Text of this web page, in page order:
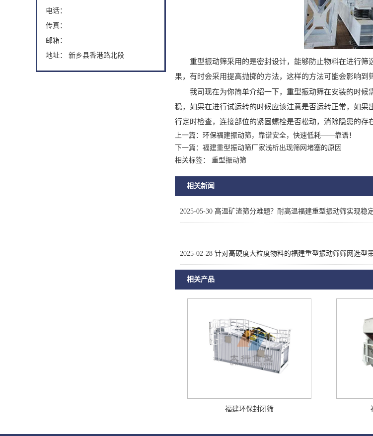
电话：
传真：
邮箱：
地址： 新乡县香港路北段
重型振动筛采用的是密封设计，能够防止物料在进行筛
果，有时会采用提高抛掷的方法，这样的方法可能会影响到
我司现在为你简单介绍一下，重型振动筛在安装的时候
稳，如果在进行试运转的时候应该注意是否运转正常，如
行定时检查，连接部位的紧固螺栓是否松动，消除隐患的存
上一篇： 环保福建振动筛，靠谱安全，快速低耗——靠谱！
下一篇： 福建重型振动筛厂家浅析出现筛网堵塞的原因
相关标签： 重型振动筛
相关新闻
2025-05-30 高温矿渣筛分难题？耐高温福建重型振动筛实现稳
2025-02-28 针对高硬度大粒度物料的福建重型振动筛筛网选型
相关产品
福建环保封闭筛